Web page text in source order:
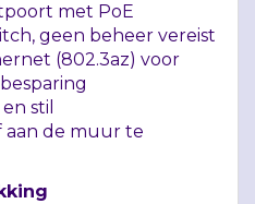
met PoE
geen beheer vereist
(802.3az) voor
stil
aan de muur te